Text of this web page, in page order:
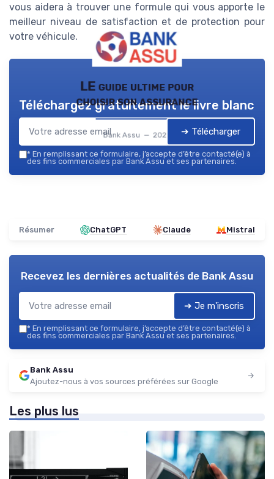
vous aidera à trouver une formule qui vous apporte le
meilleur niveau de satisfaction et de protection pour
votre véhicule.
LE guide ultime pour
choisir son assurance
Bank Assu — 2026
Téléchargez gratuitement le livre blanc
➔ Télécharger
* En remplissant ce formulaire, j’accepte d’être contacté(e) à
des fins commerciales par Bank Assu et ses partenaires.
Résumer ChatGPT Claude Mistral
Recevez les dernières actualités de Bank Assu
➔ Je m'inscris
* En remplissant ce formulaire, j’accepte d’être contacté(e) à
des fins commerciales par Bank Assu et ses partenaires.
Bank Assu
Ajoutez-nous à vos sources préférées sur Google
Les plus lus